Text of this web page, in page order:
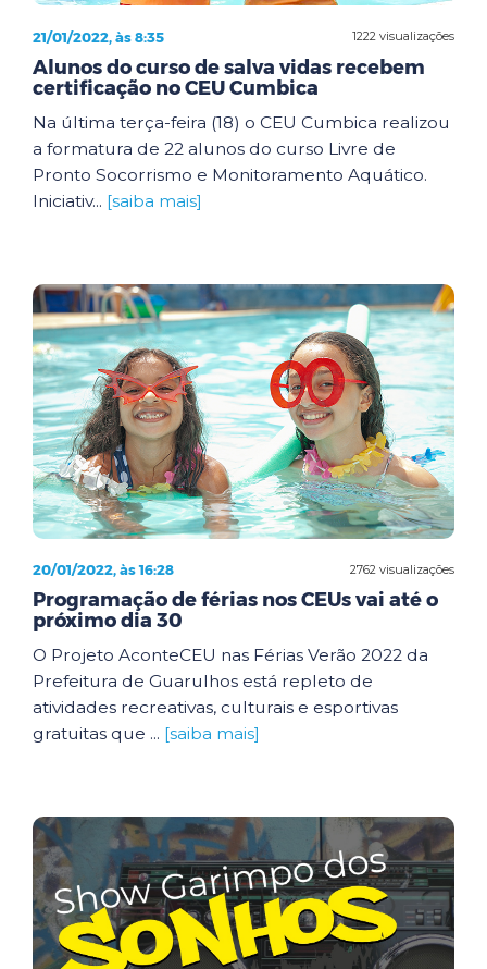
1222 visualizações
21/01/2022, às 8:35
Alunos do curso de salva vidas recebem
certificação no CEU Cumbica
Na última terça-feira (18) o CEU Cumbica realizou
a formatura de 22 alunos do curso Livre de
Pronto Socorrismo e Monitoramento Aquático.
Iniciativ... [saiba mais]
2762 visualizações
20/01/2022, às 16:28
Programação de férias nos CEUs vai até o
próximo dia 30
O Projeto AconteCEU nas Férias Verão 2022 da
Prefeitura de Guarulhos está repleto de
atividades recreativas, culturais e esportivas
gratuitas que ... [saiba mais]